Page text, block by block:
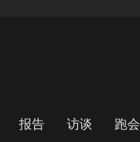
报告 访谈 跑会